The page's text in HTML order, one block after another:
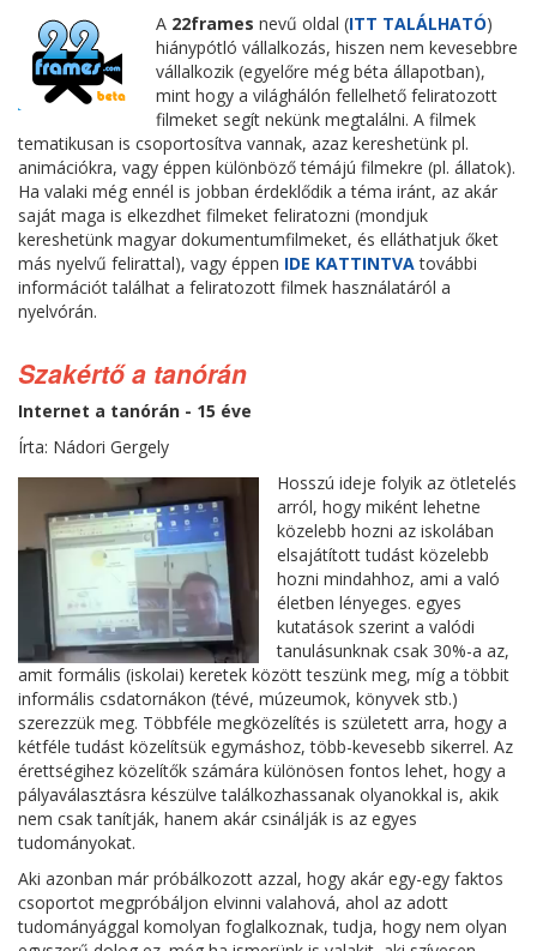
A 22frames nevű oldal (ITT TALÁLHATÓ)
hiánypótló vállalkozás, hiszen nem kevesebbre
vállalkozik (egyelőre még béta állapotban),
mint hogy a világhálón fellelhető feliratozott
filmeket segít nekünk megtalálni. A filmek
tematikusan is csoportosítva vannak, azaz kereshetünk pl.
animációkra, vagy éppen különböző témájú filmekre (pl. állatok).
Ha valaki még ennél is jobban érdeklődik a téma iránt, az akár
saját maga is elkezdhet filmeket feliratozni (mondjuk
kereshetünk magyar dokumentumfilmeket, és elláthatjuk őket
más nyelvű felirattal), vagy éppen IDE KATTINTVAtovábbi
információt találhat a feliratozott filmek használatáról a
nyelvórán.
Szakértő a tanórán
Internet a tanórán - 15 éve
Írta: Nádori Gergely
Hosszú ideje folyik az ötletelés
arról, hogy miként lehetne
közelebb hozni az iskolában
elsajátított tudást közelebb
hozni mindahhoz, ami a való
életben lényeges. egyes
kutatások szerint a valódi
tanulásunknak csak 30%-a az,
amit formális (iskolai) keretek között teszünk meg, míg a többit
informális csdatornákon (tévé, múzeumok, könyvek stb.)
szerezzük meg. Többféle megközelítés is született arra, hogy a
kétféle tudást közelítsük egymáshoz, több-kevesebb sikerrel. Az
érettségihez közelítők számára különösen fontos lehet, hogy a
pályaválasztásra készülve találkozhassanak olyanokkal is, akik
nem csak tanítják, hanem akár csinálják is az egyes
tudományokat.
Aki azonban már próbálkozott azzal, hogy akár egy-egy faktos
csoportot megpróbáljon elvinni valahová, ahol az adott
tudományággal komolyan foglalkoznak, tudja, hogy nem olyan